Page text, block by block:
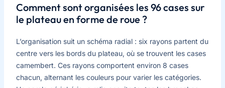
Comment sont organisées les 96 cases sur
le plateau en forme de roue ?
L’organisation suit un schéma radial : six rayons partent du
centre vers les bords du plateau, où se trouvent les cases
camembert. Ces rayons comportent environ 8 cases
chacun, alternant les couleurs pour varier les catégories.